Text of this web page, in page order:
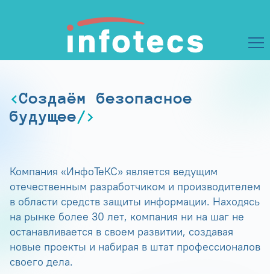
Создаём безопасное
будущее
Компания «ИнфоТеКС» является ведущим
отечественным разработчиком и производителем
в области средств защиты информации. Находясь
на рынке более 30 лет, компания ни на шаг не
останавливается в своем развитии, создавая
новые проекты и набирая в штат профессионалов
своего дела.